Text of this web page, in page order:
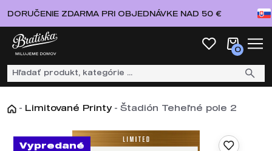
DORUČENIE ZDARMA PRI OBJEDNÁVKE NAD 50 €
0
- Limitované Printy - Štadión Teheľné pole 2
Vypredané